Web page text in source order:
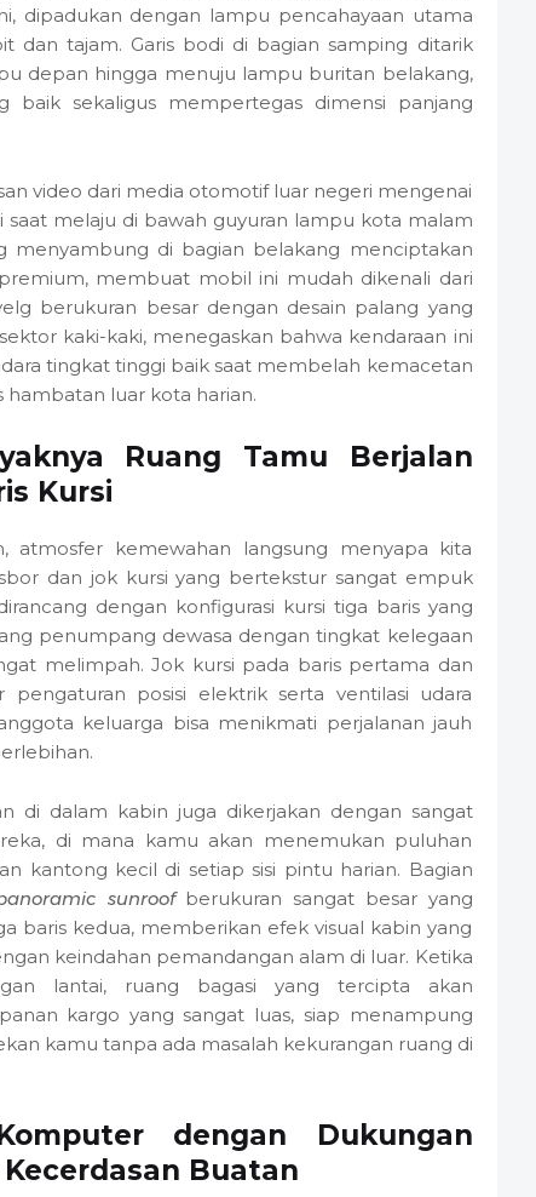
dipadukan dengan lampu pencahayaan utama
dan tajam. Garis bodi di bagian samping ditarik
depan hingga menuju lampu buritan belakang,
baik sekaligus mempertegas dimensi panjang
video dari media otomotif luar negeri mengenai
saat melaju di bawah guyuran lampu kota malam
menyambung di bagian belakang menciptakan
membuat mobil ini mudah dikenali dari
berukuran besar dengan desain palang yang
kaki-kaki, menegaskan bahwa kendaraan ini
tingkat tinggi baik saat membelah kemacetan
luar kota harian.
Ruang Tamu Berjalan
Kursi
atmosfer kemewahan langsung menyapa kita
dan jok kursi yang bertekstur sangat empuk
dengan konfigurasi kursi tiga baris yang
penumpang dewasa dengan tingkat kelegaan
melimpah. Jok kursi pada baris pertama dan
posisi elektrik serta ventilasi udara
keluarga bisa menikmati perjalanan jauh
di dalam kabin juga dikerjakan dengan sangat
di mana kamu akan menemukan puluhan
kantong kecil di setiap sisi pintu harian. Bagian
sunroofberukuran sangat besar yang
baris kedua, memberikan efek visual kabin yang
keindahan pemandangan alam di luar. Ketika
lantai, ruang bagasi yang tercipta akan
kargo yang sangat luas, siap menampung
kamu tanpa ada masalah kekurangan ruang di
dengan Dukungan
Buatan